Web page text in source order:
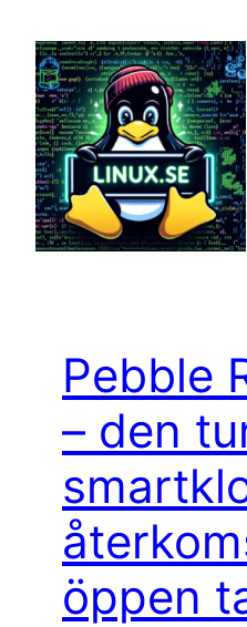
innehåll
Pebble
– den
öppen